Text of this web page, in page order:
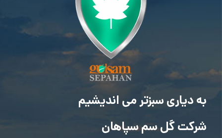
به دیاری سبزتر می اندیشیم
شرکت گل سم سپاهان